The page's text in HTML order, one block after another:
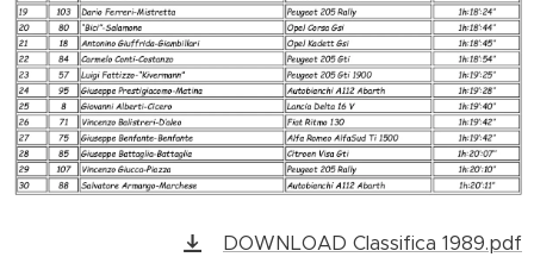
DOWNLOAD Classifica 1989.pdf